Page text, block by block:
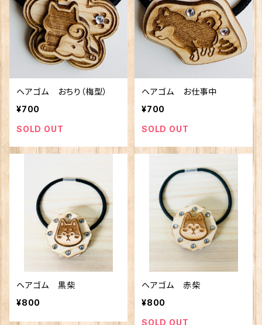
ヘアゴム おちり（梅型）
¥700
SOLD OUT
ヘアゴム お仕事中
¥700
SOLD OUT
ヘアゴム 黒柴
¥800
ヘアゴム 赤柴
¥800
SOLD OUT